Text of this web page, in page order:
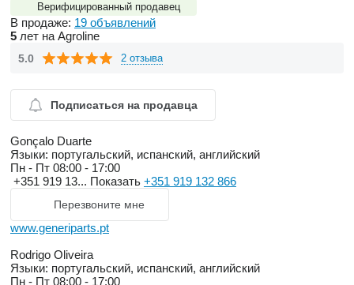
Верифицированный продавец
В продаже: 19 объявлений
5 лет на Agroline
5.0 2 отзыва
Подписаться на продавца
Gonçalo Duarte
Языки: португальский, испанский, английский
Пн - Пт 08:00 - 17:00
+351 919 13... Показать +351 919 132 866
Перезвоните мне
www.generiparts.pt
Rodrigo Oliveira
Языки: португальский, испанский, английский
Пн - Пт 08:00 - 17:00